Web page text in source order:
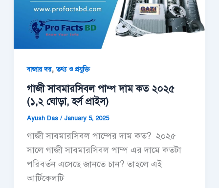
বাজার দর,তথ্য ও প্রযুক্তি
গাজী সাবমারসিবল পাম্প দাম কত ২০২৫
(১,২ ঘোড়া, হর্স প্রাইস)
Ayush Das /January 5, 2025
গাজী সাবমারসিবল পাম্পের দাম কত? ২০২৫
সালে গাজী সাবমারসিবল পাম্প এর দামে কতটা
পরিবর্তন এসেছে জানতে চান? তাহলে এই
আর্টিকেলটি